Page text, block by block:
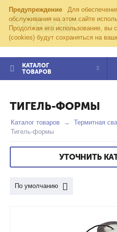
Предупреждение
Для
обслуживания на этом сайте
Продолжая его использование, вы
(cookies) будут сохраняться на
КАТАЛОГ
ТОВАРОВ
ТИГЕЛЬ-ФОРМЫ
Каталог товаров
Термитная
Тигель-формы
УТОЧНИТЬ
По умолчанию